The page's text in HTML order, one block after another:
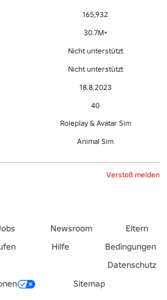
165,932
30.7M+
Nicht unterstützt
Nicht unterstützt
18.8.2023
40
Roleplay & Avatar Sim
Animal Sim
Verstoß melden
Newsroom
Eltern
Hilfe
Bedingungen
Datenschutz
Sitemap